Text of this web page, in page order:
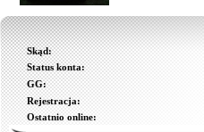
Skąd:
Status konta:
GG:
Rejestracja:
Ostatnio online: